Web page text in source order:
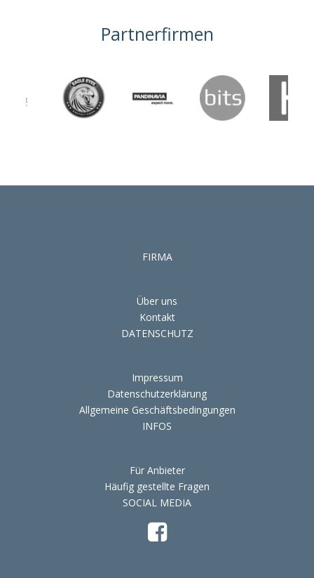
Partnerfirmen
FIRMA
Über uns
Kontakt
DATENSCHUTZ
Impressum
Datenschutzerklärung
Allgemeine Geschäftsbedingungen
INFOS
Für Anbieter
Häufig gestellte Fragen
SOCIAL MEDIA